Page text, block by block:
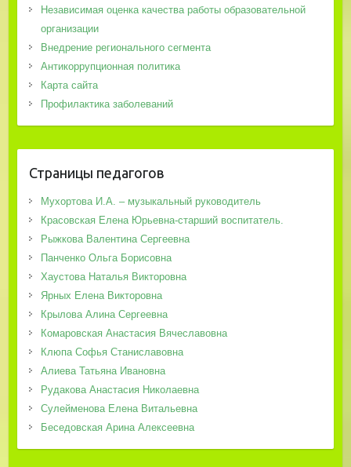
Независимая оценка качества работы образовательной
организации
Внедрение регионального сегмента
Антикоррупционная политика
Карта сайта
Профилактика заболеваний
Страницы педагогов
Мухортова И.А. – музыкальный руководитель
Красовская Елена Юрьевна-старший воспитатель.
Рыжкова Валентина Сергеевна
Панченко Ольга Борисовна
Хаустова Наталья Викторовна
Ярных Елена Викторовна
Крылова Алина Сергеевна
Комаровская Анастасия Вячеславовна
Клюпа Софья Станиславовна
Алиева Татьяна Ивановна
Рудакова Анастасия Николаевна
Сулейменова Елена Витальевна
Беседовская Арина Алексеевна